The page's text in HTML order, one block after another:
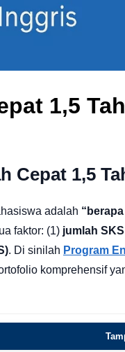
1,5
Cepat 1,5
adalah
faktor: (1) jumlah
. Di sinilah Program
komprehensif